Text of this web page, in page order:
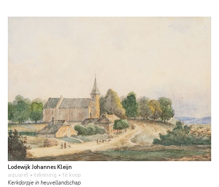
Lodewijk Johannes Kleijn
aquarel • tekening • te koop
Kerkdorpje in heuvellandschap